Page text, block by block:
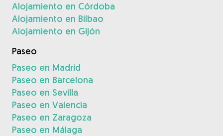
Alojamiento en Córdoba
Alojamiento en Bilbao
Alojamiento en Gijón
Paseo
Paseo en Madrid
Paseo en Barcelona
Paseo en Sevilla
Paseo en Valencia
Paseo en Zaragoza
Paseo en Málaga